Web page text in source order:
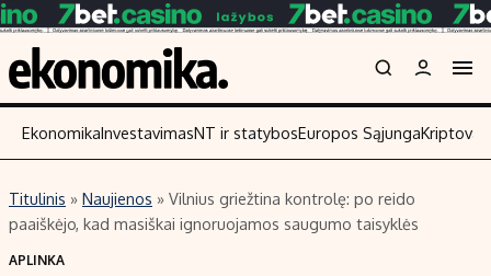
Turinys
Naujienos
Skaitykite
EkonomikaInvestavimasNT ir statybosEuropos Sąjunga
Titulinis » Naujienos » Vilnius griežtina kontrolę: po reido
paaiškėjo, kad masiškai ignoruojamos saugumo taisyklės
APLINKA